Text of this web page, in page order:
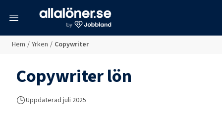
Hem / Yrken / Copywriter
Copywriterlön
Uppdaterad juli 2025